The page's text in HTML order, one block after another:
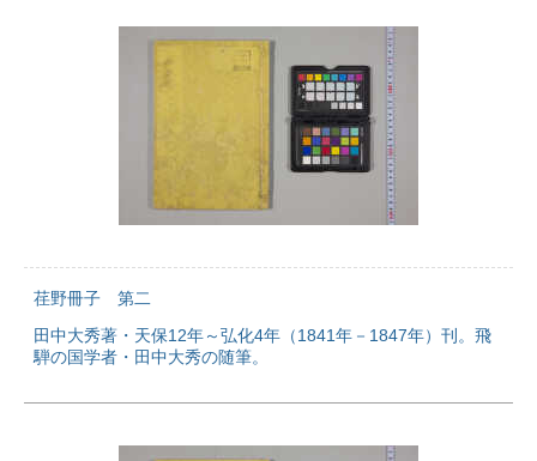
荏野冊子 第二
田中大秀著・天保12年～弘化4年（1841年－1847年）刊。飛
騨の国学者・田中大秀の随筆。